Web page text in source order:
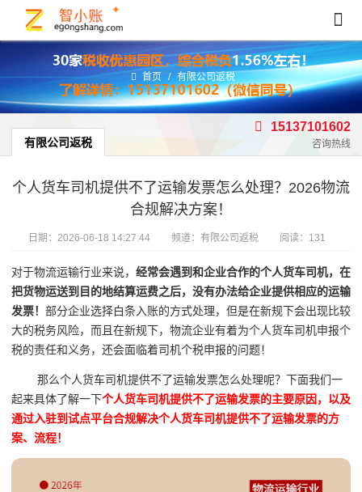
首页 / 有限公司返税
有限公司返税
15137101602
咨询热线
个人货车司机提供不了运输发票怎么处理？2026物流
合规解决方案！
日期： 2026-06-18 14:27:44 频道： 有限公司返税 阅读：131
对于物流运输行业来说， 经常会遇到和企业合作的个人货车司机，在
把货物运送到目的地结算运费之后，没有办法给企业提供相应的运输
发票！ 部分企业选择白条入账的方式处理，但是在新规下会出现比较
大的税务风险，而且在新规下，物流企业有着为个人货车司机申报个
税的责任和义务，还会面临着司机个税申报的问题！
那么个人货车司机提供不了运输发票怎么处理呢？下面我们一
起来具体了解一下个人货车司机提供不了运输发票的主要原因，以及
通过入驻到试点平台合规解决个人货车司机提供不了运输发票的方
案、流程！